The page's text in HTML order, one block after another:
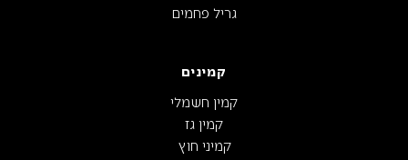
גריל פחמים
קמינים
קמין חשמלי
קמין גז
קמיני חוץ